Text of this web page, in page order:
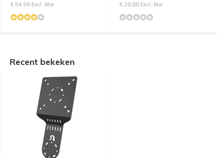
€ 54,50 Excl. btw
€ 28,88 Excl. btw
Recent bekeken